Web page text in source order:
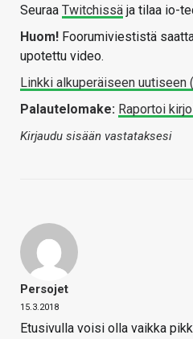
Seuraa Twitchissä ja tilaa io-
Huom! Foorumiviestistä
upotettu video.
Linkki alkuperäiseen uutiseen
Palautelomake: Raportoi
Kirjaudu sisään vastataksesi
Persojet
15.3.2018
Etusivulla voisi olla vaikka